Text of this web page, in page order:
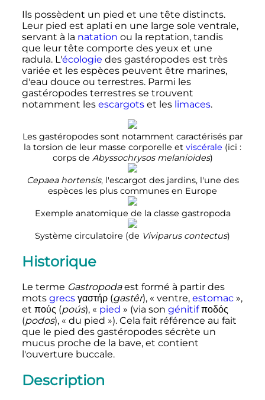
Ils possèdent un pied et une tête distincts.
Leur pied est aplati en une large sole ventrale,
servant à la natation ou la reptation, tandis
que leur tête comporte des yeux et une
radula. L'écologie des gastéropodes est très
variée et les espèces peuvent être marines,
d'eau douce ou terrestres. Parmi les
gastéropodes terrestres se trouvent
notamment les escargotset les limaces.
Les gastéropodes sont notamment caractérisés par
la torsion de leur masse corporelle et viscérale (ici :
corps de Abyssochrysos melanioides)
Cepaea hortensis, l'escargot des jardins, l'une des
espèces les plus communes en Europe
Exemple anatomique de la classe gastropoda
Système circulatoire (de Viviparus contectus)
Historique
Le terme Gastropodaest formé à partir des
mots grecs γαστήρ(gastêr), « ventre, estomac »,
et πούς (poús), « pied » (via son génitif ποδός
(podos), « du pied »). Cela fait référence au fait
que le pied des gastéropodes sécrète un
mucus proche de la bave, et contient
l'ouverture buccale.
Description